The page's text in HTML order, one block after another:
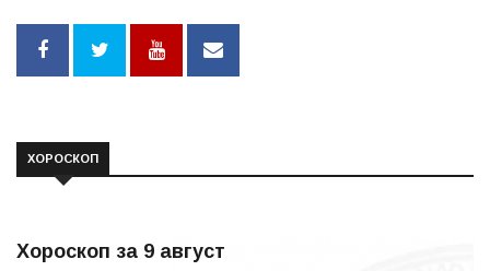
ХОРОСКОП
Хороскоп за 9 август